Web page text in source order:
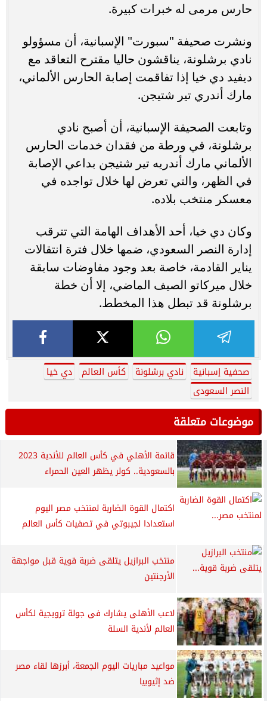
حارس مرمى له خبرات كبيرة.
ونشرت صحيفة "سبورت" الإسبانية، أن مسؤولو
نادي برشلونة، يناقشون حاليا مقترح التعاقد مع
ديفيد دي خيا إذا تفاقمت إصابة الحارس الألماني،
مارك أندري تير شتيجن.
وتابعت الصحيفة الإسبانية، أن أصبح نادي
برشلونة، في ورطة من فقدان خدمات الحارس
الألماني مارك أندريه تير شتيجن بداعي الإصابة
في الظهر، والتي تعرض لها خلال تواجده في
معسكر منتخب بلاده.
وكان دي خيا، أحد الأهداف الهامة التي تترقب
إدارة النصر السعودي، ضمها خلال فترة انتقالات
يناير القادمة، خاصة بعد وجود مفاوضات سابقة
خلال ميركاتو الصيف الماضي، إلا أن خطة
برشلونة قد تبطل هذا المخطط.
صحفية إسبانية نادي برشلونة كأس العالم
دي خيا
النصر السعودى
موضوعات متعلقة
قائمة الأهلي في كأس العالم للأندية 2023
بالسعودية.. كولر يظهر العين الحمراء
اكتمال القوة الضاربة لمنتخب مصر اليوم
استعدادا لجيبوتي في تصفيات كأس العالم
منتخب البرازيل يتلقى ضربة قوية قبل مواجهة
الأرجنتين
لاعب الأهلى يشارك فى جولة ترويجية لكأس
العالم لأندية السلة
مواعيد مباريات اليوم الجمعة، أبرزها لقاء مصر
ضد إثيوبيا